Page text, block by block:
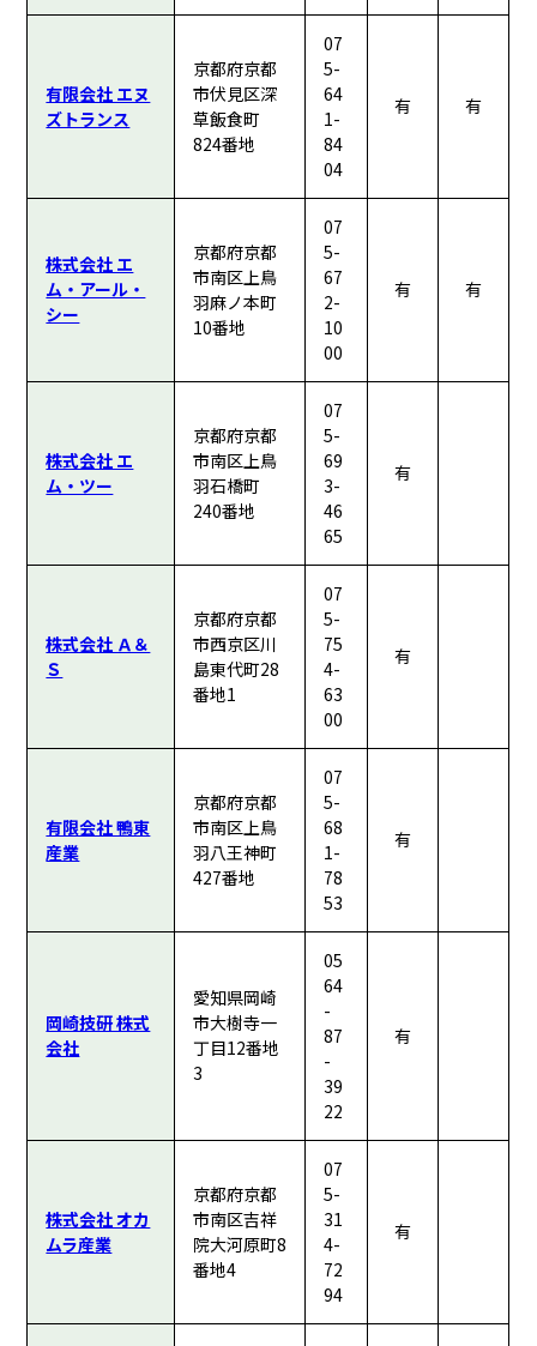
有限会社 エヌ
ズトランス
京都府京都
市伏見区深
草飯食町
824番地
07
5-
64
1-
84
04
有 有
株式会社 エ
ム・アール・
シー
京都府京都
市南区上鳥
羽麻ノ本町
10番地
07
5-
67
2-
10
00
有 有
株式会社 エ
ム・ツー
京都府京都
市南区上鳥
羽石橋町
240番地
07
5-
69
3-
46
65
有
株式会社 Ａ＆
Ｓ
京都府京都
市西京区川
島東代町28
番地1
07
5-
75
4-
63
00
有
有限会社 鴨東
産業
京都府京都
市南区上鳥
羽八王神町
427番地
07
5-
68
1-
78
53
有
岡崎技研 株式
会社
愛知県岡崎
市大樹寺一
丁目12番地
3
05
64
-
87
-
39
22
有
株式会社 オカ
ムラ産業
京都府京都
市南区吉祥
院大河原町8
番地4
07
5-
31
4-
72
94
有